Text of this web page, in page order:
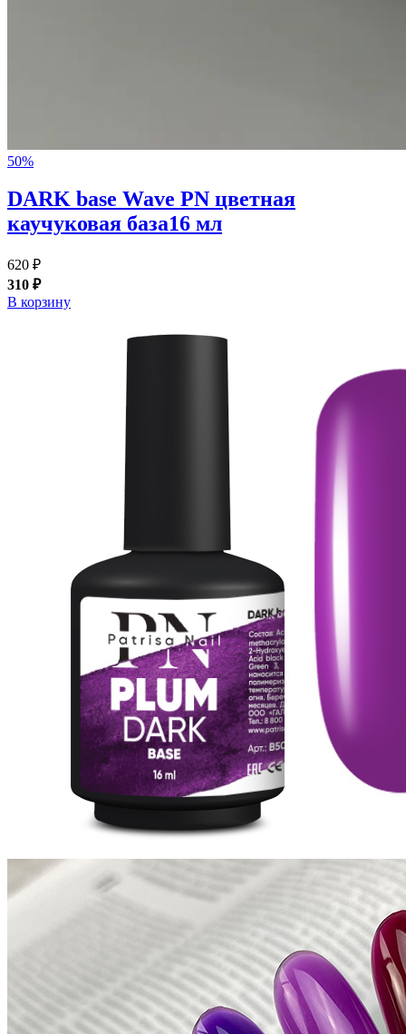
50%
DARK base Wave PN цветная
каучуковая база16 мл
620 ₽
310 ₽
В корзину